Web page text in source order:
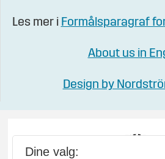
Les mer i Formålsparagraf
About us in
Design by
Dine valg: